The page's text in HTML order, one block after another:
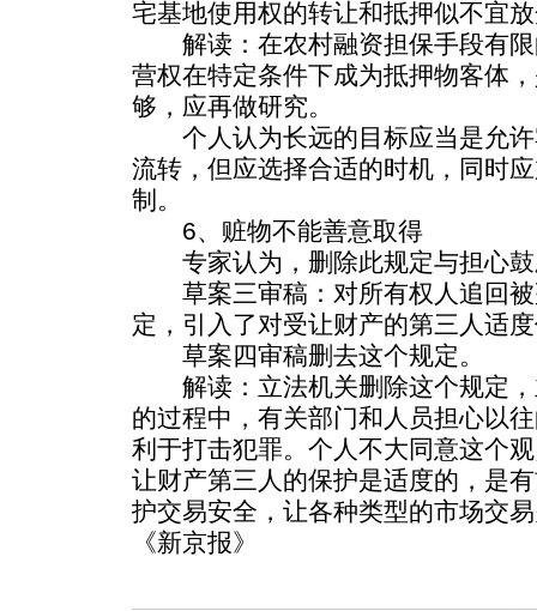
宅基地使用权的转让和抵押似不宜
解读：在农村融资担保手段有限
营权在特定条件下成为抵押物客体
够，应再做研究。
个人认为长远的目标应当是允许
流转，但应选择合适的时机，同时
制。
6、赃物不能善意取得
专家认为，删除此规定与担心鼓
草案三审稿：对所有权人追回被
定，引入了对受让财产的第三人适
草案四审稿删去这个规定。
解读：立法机关删除这个规定，
的过程中，有关部门和人员担心以
利于打击犯罪。个人不大同意这个
让财产第三人的保护是适度的，是
护交易安全，让各种类型的市场交
《新京报》